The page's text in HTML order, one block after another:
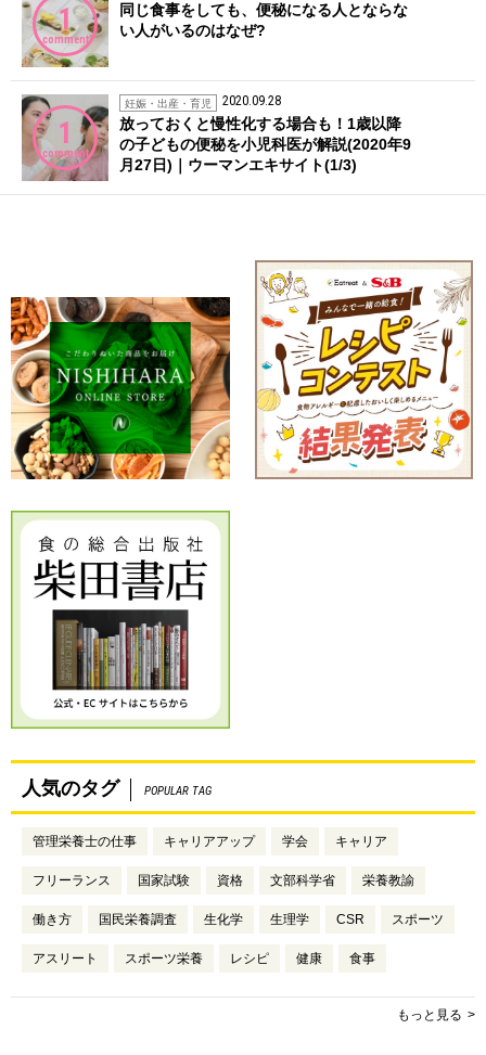
1
comment
同じ食事をしても、便秘になる人とならな
い人がいるのはなぜ?
1
comment
妊娠・出産・育児 2020.09.28
放っておくと慢性化する場合も！1歳以降
の子どもの便秘を小児科医が解説(2020年9
月27日)｜ウーマンエキサイト(1/3)
人気のタグ POPULAR TAG
管理栄養士の仕事 キャリアアップ 学会 キャリア
フリーランス 国家試験 資格 文部科学省 栄養教諭
働き方 国民栄養調査 生化学 生理学 CSR スポーツ
アスリート スポーツ栄養 レシピ 健康 食事
もっと見る